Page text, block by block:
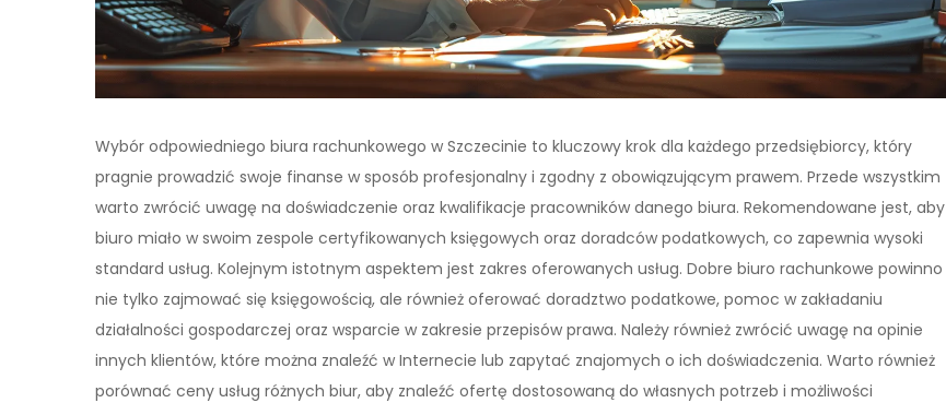
Wybór odpowiedniego biura rachunkowego w Szczecinie to kluczowy krok dla każdego przedsiębiorcy, który
pragnie prowadzić swoje finanse w sposób profesjonalny i zgodny z obowiązującym prawem. Przede wszystkim
warto zwrócić uwagę na doświadczenie oraz kwalifikacje pracowników danego biura. Rekomendowane jest, aby
biuro miało w swoim zespole certyfikowanych księgowych oraz doradców podatkowych, co zapewnia wysoki
standard usług. Kolejnym istotnym aspektem jest zakres oferowanych usług. Dobre biuro rachunkowe powinno
nie tylko zajmować się księgowością, ale również oferować doradztwo podatkowe, pomoc w zakładaniu
działalności gospodarczej oraz wsparcie w zakresie przepisów prawa. Należy również zwrócić uwagę na opinie
innych klientów, które można znaleźć w Internecie lub zapytać znajomych o ich doświadczenia. Warto również
porównać ceny usług różnych biur, aby znaleźć ofertę dostosowaną do własnych potrzeb i możliwości